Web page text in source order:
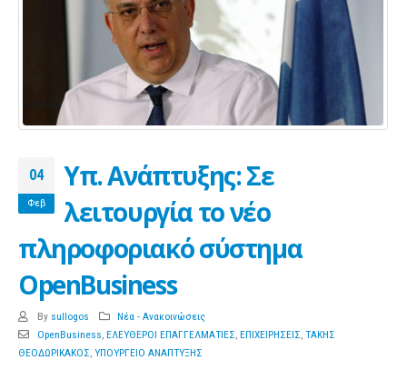
04
Φεβ
Υπ. Ανάπτυξης: Σε
λειτουργία το νέο
πληροφοριακό σύστημα
OpenBusiness
By sullogos
Νέα - Ανακοινώσεις
OpenBusiness ΕΛΕΥΘΕΡΟΙ ΕΠΑΓΓΕΛΜΑΤΙΕΣ ΕΠΙΧΕΙΡΗΣΕΙΣ ΤΑΚΗΣ
ΘΕΟΔΩΡΙΚΑΚΟΣ ΥΠΟΥΡΓΕΙΟ ΑΝΑΠΤΥΞΗΣ